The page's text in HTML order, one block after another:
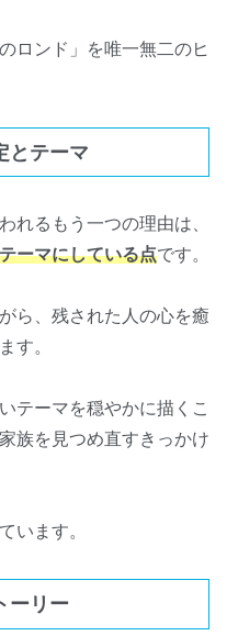
ロンド」を唯一無二のヒ
とテーマ
れるもう一つの理由は、
ーマにしている点です。
ら、残された人の心を癒
す。
テーマを穏やかに描くこ
族を見つめ直すきっかけ
います。
ーリー